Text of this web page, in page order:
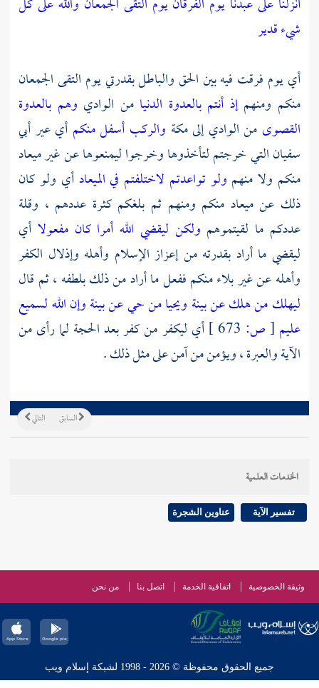
شيء قدير
أي يوم فرقت فيه بين الحق والباطل بقدرتي يوم التقى الجمعان
منكم ومنهمإذ أنتم بالعدوة الدنيامن الوادي وهم بالعدوة
القصوى من الوادي إلىمكة والركب أسفل منكم أي عيرأبي
سفيانالتي خرجتم لتأخذوها وخرجوا ليمنعوها عن غير ميعاد
منكم ولا منهم ولو تواعدتم لاختلفتم في الميعادأي ولو كان
ذلك عن ميعاد منكم ومنهم ثم بلغكم كثرة عددهم ، وقلة
عددكم ما لقيتموهم ولكن ليقضي الله أمرا كان مفعولا أي
ليقضي ما أراد بقدرته من إعزاز الإسلام وأهله وإذلال الكفر
وأهله عن غير بلاء منكم ففعل ما أراد من ذلك بلطفه ، ثم قال
ليهلك من هلك عن بينة ويحيا من حي عن بينة وإن الله لسميع
عليم [ص:
أي ليكفر من كفر بعد الحجة لما رأى من
الآية والعبرة ، ويؤمن من آمن على مثل ذلك .
التالي السابق
الخدمات العلمية
تفسير الآية عناوين الشجرة
وثيقة الخصوصية اتفاقية الخدمة اتصل بنا من نحن
جميع الحقوق محفوظة © 2026 - 1998 لشبكة إسلام ويب